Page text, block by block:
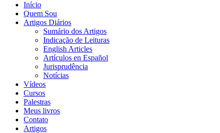
Início
Quem Sou
Artigos Diários
Sumário dos Artigos
Indicação de Leituras
English Articles
Artículos en Español
Jurisprudência
Notícias
Vídeos
Cursos
Palestras
Meus livros
Contato
Artigos